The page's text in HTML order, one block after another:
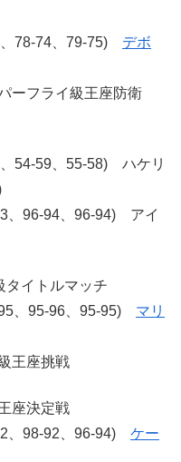
78-74、79-75) デボ
ーフライ級王座防衛
54-59、55-58) ハケリ
、96-94、96-94) アイ
タイトルマッチ
、95-96、95-95) マリ
王座挑戦
座決定戦
、98-92、96-94) ケー